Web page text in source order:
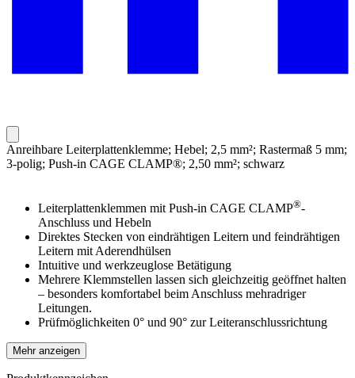
Anreihbare Leiterplattenklemme; Hebel; 2,5 mm²; Rastermaß 5 mm;
3-polig; Push-in CAGE CLAMP®; 2,50 mm²; schwarz
Leiterplattenklemmen mit Push-in CAGE CLAMP®-
Anschluss und Hebeln
Direktes Stecken von eindrähtigen Leitern und feindrähtigen
Leitern mit Aderendhülsen
Intuitive und werkzeuglose Betätigung
Mehrere Klemmstellen lassen sich gleichzeitig geöffnet halten
– besonders komfortabel beim Anschluss mehradriger
Leitungen.
Prüfmöglichkeiten 0° und 90° zur Leiteranschlussrichtung
Mehr anzeigen